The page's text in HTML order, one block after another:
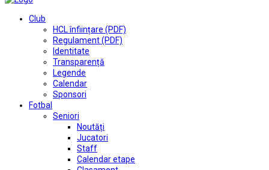
Club
HCL înființare (PDF)
Regulament (PDF)
Identitate
Transparență
Legende
Calendar
Sponsori
Fotbal
Seniori
Noutăți
Jucatori
Staff
Calendar etape